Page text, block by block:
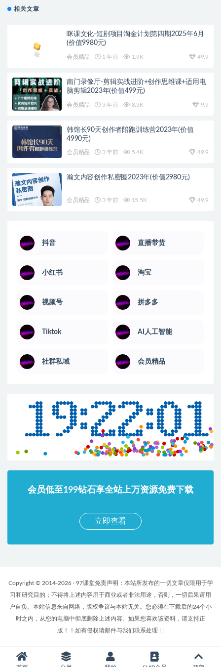
相关文章
咪课文化-短剧项目淘金计划第四期2025年6月
(价值9980元)
会员精品 1 年前 1.9K 49.9
南门录像厅-剪辑实战进阶+创作思维课+适用电
脑剪辑2023年(价值499元)
会员精品 3 年前 8.3K 9.9
韩馆长90天创作者陪跑训练营2023年(价值
4990元)
会员精品 3 年前 5.4K 49.9
瀚文内容创作私密圈2023年(价值2980元)
会员精品 3 年前 15.5K 49.9
抖音 直播带货
小红书 淘宝
视频号 拼多多
Tiktok AI人工智能
社群私域 会员精品
会员低至199钻石享全站上万资源免费下载
立即查看
Copyright © 2014-2026 · 97课堂免责声明：本站所发布的一切文章仅限用于学
习和研究目的；不得将上述内容用于商业或者非法用途，否则，一切后果请用
户自负。本站信息来自网络，版权争议与本站无关。您必须在下载后的24个小
时之内，从您的电脑中彻底删除上述内容。如果您喜欢该资料，请支持正
版！！如有侵权请邮件与我们联系处理